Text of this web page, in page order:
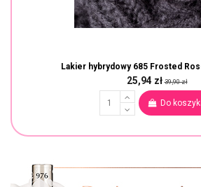
Lakier hybrydowy 685 Frosted
25,94 zł39,90 zł
Do